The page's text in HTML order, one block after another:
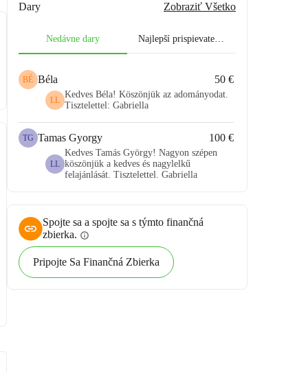
Dary Zobraziť Všetko
Nedávne dary Najlepší prispievatelia.
BÉ Béla 50 €
LL
Kedves Béla! Köszönjük az adományodat.
Tisztelettel: Gabriella
TG Tamas Gyorgy 100 €
LL
Kedves Tamás György! Nagyon szépen
köszönjük a kedves és nagylelkű
felajánlását. Tisztelettel. Gabriella
Spojte sa a spojte sa s týmto finančná
zbierka. info
Pripojte Sa Finančná Zbierka